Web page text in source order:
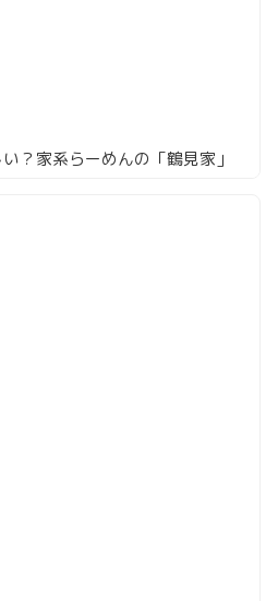
？家系らーめんの「鶴見家」